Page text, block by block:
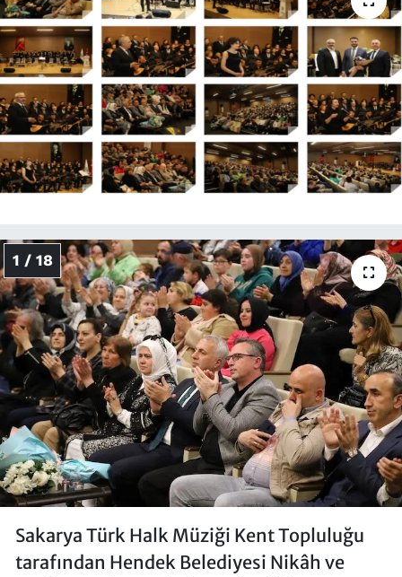
1 / 18
Sakarya Türk Halk Müziği Kent Topluluğu
tarafından Hendek Belediyesi Nikâh ve